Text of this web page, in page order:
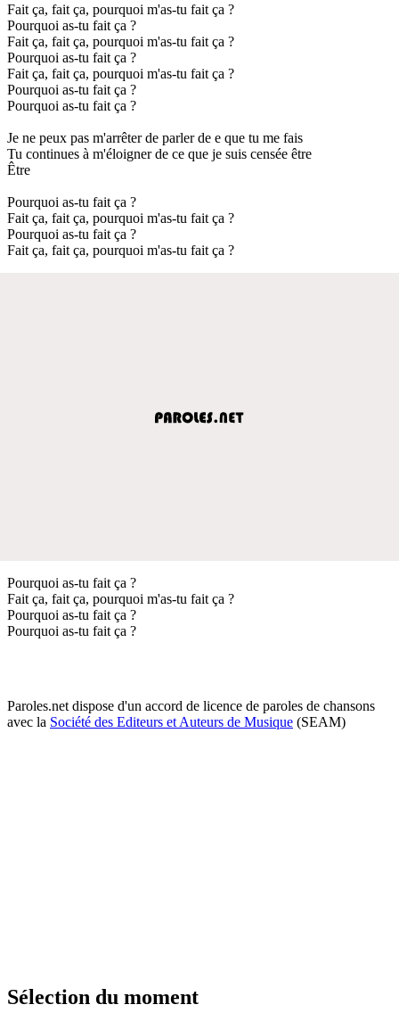
Fait ça, fait ça, pourquoi m'as-tu fait ça ?
Pourquoi as-tu fait ça ?
Fait ça, fait ça, pourquoi m'as-tu fait ça ?
Pourquoi as-tu fait ça ?
Fait ça, fait ça, pourquoi m'as-tu fait ça ?
Pourquoi as-tu fait ça ?
Pourquoi as-tu fait ça ?
Je ne peux pas m'arrêter de parler de e que tu me fais
Tu continues à m'éloigner de ce que je suis censée être
Être
Pourquoi as-tu fait ça ?
Fait ça, fait ça, pourquoi m'as-tu fait ça ?
Pourquoi as-tu fait ça ?
Fait ça, fait ça, pourquoi m'as-tu fait ça ?
Pourquoi as-tu fait ça ?
Fait ça, fait ça, pourquoi m'as-tu fait ça ?
Pourquoi as-tu fait ça ?
Pourquoi as-tu fait ça ?
Paroles.net dispose d'un accord de licence de paroles de chansons
avec la Société des Editeurs et Auteurs de Musique (SEAM)
Sélection du moment